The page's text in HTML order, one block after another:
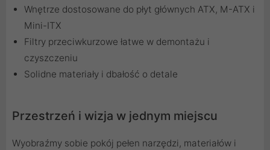
Wnętrze dostosowane do płyt głównych ATX, M-ATX i
Mini-ITX
Filtry przeciwkurzowe łatwe w demontażu i
czyszczeniu
Solidne materiały i dbałość o detale
Przestrzeń i wizja w jednym miejscu
Wyobraźmy sobie pokój pełen narzędzi, materiałów i